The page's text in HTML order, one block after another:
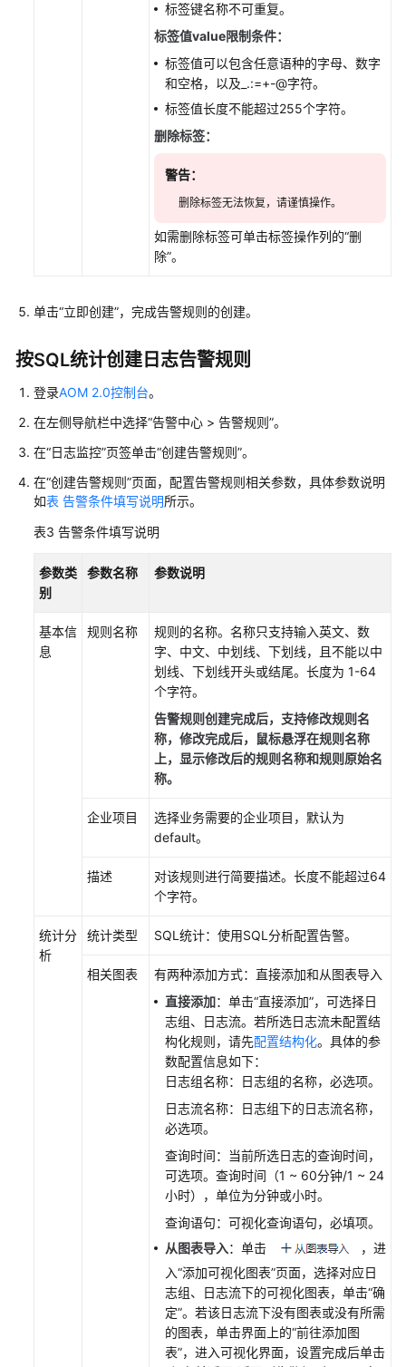
标签键名称不可重复。
标签值value限制条件：
标签值可以包含任意语种的字母、数字
和空格，以及_.:=+-@字符。
标签值长度不能超过255个字符。
删除标签：
警告：
删除标签无法恢复，请谨慎操作。
如需删除标签可单击标签操作列的“删
除”。
单击“立即创建”，完成告警规则的创建。
按SQL统计创建日志告警规则
登录AOM 2.0控制台。
在左侧导航栏中选择“告警中心 > 告警规则”。
在“日志监控”页签单击“创建告警规则”。
在“创建告警规则”页面，配置告警规则相关参数，具体参数说明
如表 告警条件填写说明所示。
表3 告警条件填写说明
参数类
别
参数名称 参数说明
基本信
息
规则名称
规则的名称。名称只支持输入英文、数
字、中文、中划线、下划线，且不能以中
划线、下划线开头或结尾。长度为 1-64
个字符。
告警规则创建完成后，支持修改规则名
称，修改完成后，鼠标悬浮在规则名称
上，显示修改后的规则名称和规则原始名
称。
企业项目
选择业务需要的企业项目，默认为
default。
描述
对该规则进行简要描述。长度不能超过64
个字符。
统计分
析
统计类型 SQL统计：使用SQL分析配置告警。
相关图表
有两种添加方式：直接添加和从图表导入
直接添加：单击“直接添加”，可选择日
志组、日志流。若所选日志流未配置结
构化规则，请先配置结构化。具体的参
数配置信息如下：
日志组名称：日志组的名称，必选项。
日志流名称：日志组下的日志流名称，
必选项。
查询时间：当前所选日志的查询时间，
可选项。查询时间（1 ~ 60分钟/1 ~ 24
小时），单位为分钟或小时。
查询语句：可视化查询语句，必填项。
从图表导入：单击
，进
入“添加可视化图表”页面，选择对应日
志组、日志流下的可视化图表，单击“确
定”。若该日志流下没有图表或没有所需
的图表，单击界面上的“前往添加图
表”，进入可视化界面，设置完成后单击